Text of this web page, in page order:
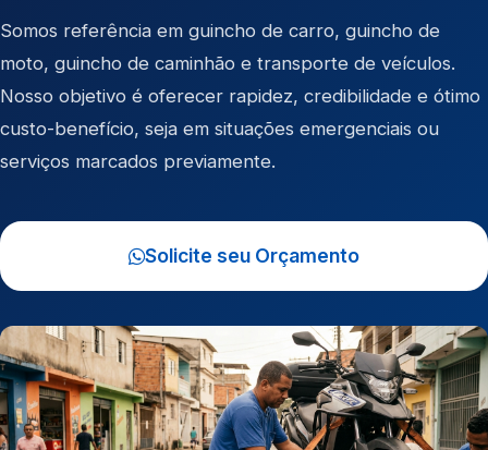
Somos referência em guincho de carro, guincho de
moto, guincho de caminhão e transporte de veículos.
Nosso objetivo é oferecer rapidez, credibilidade e ótimo
custo-benefício, seja em situações emergenciais ou
serviços marcados previamente.
Solicite seu Orçamento